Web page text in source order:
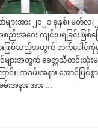
းအား ၂၀၂၁ ခုနှစ်၊ မတ်လ(၂
းအဝေး ကျင်းပရခြင်းဖ
စ်သည့်အတွက် ဘက်ပေါင်းစုံမှ
ျားအတွက် ခေတ္တသီတင်းသုံးမည့်
င်း၊ အခမ်းအနား အောင်မြင်
းအနား အား …